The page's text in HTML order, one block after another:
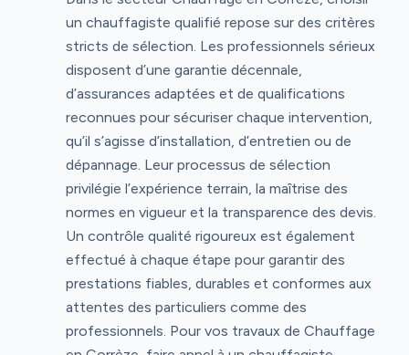
un chauffagiste qualifié repose sur des critères
stricts de sélection. Les professionnels sérieux
disposent d’une garantie décennale,
d’assurances adaptées et de qualifications
reconnues pour sécuriser chaque intervention,
qu’il s’agisse d’installation, d’entretien ou de
dépannage. Leur processus de sélection
privilégie l’expérience terrain, la maîtrise des
normes en vigueur et la transparence des devis.
Un contrôle qualité rigoureux est également
effectué à chaque étape pour garantir des
prestations fiables, durables et conformes aux
attentes des particuliers comme des
professionnels. Pour vos travaux de Chauffage